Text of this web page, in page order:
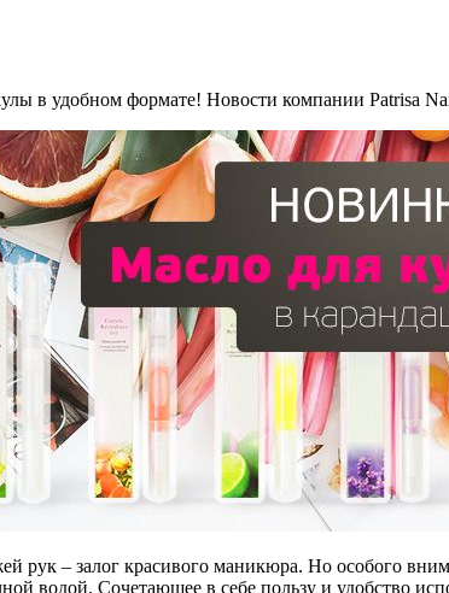
в удобном формате! Новости компании Patrisa
рук – залог красивого маникюра. Но особого
водой. Сочетающее в себе пользу и удобство